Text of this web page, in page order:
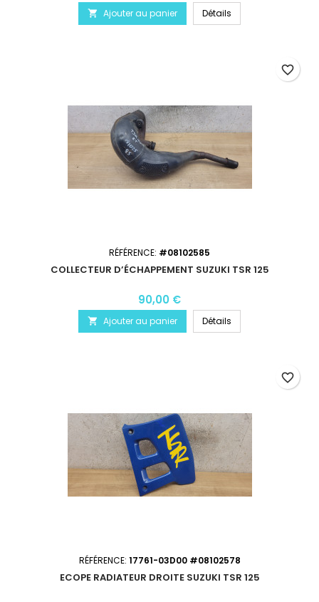
 Ajouter au panier Détails
RÉFÉRENCE: #08102585
COLLECTEUR D’ÉCHAPPEMENT SUZUKI TSR 125
90,00 €
 Ajouter au panier Détails
favorite_border
RÉFÉRENCE: 17761-03D00 #08102578
ECOPE RADIATEUR DROITE SUZUKI TSR 125
favorite_border